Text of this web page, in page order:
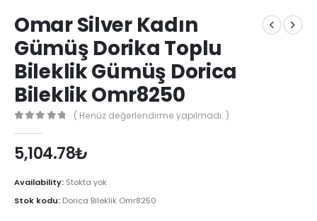
Omar Silver Kadın
Gümüş Dorika Toplu
Bileklik Gümüş Dorica
Bileklik Omr8250
( Henüz değerlendirme yapılmadı. )
5,104.78₺
Availability: Stokta yok
Stok kodu: Dorica Bileklik Omr8250